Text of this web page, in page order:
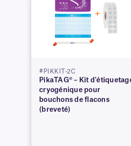
#PIKKIT-2C
PikaTAG® – Kit
cryogénique pour
bouchons de flacons
(breveté)